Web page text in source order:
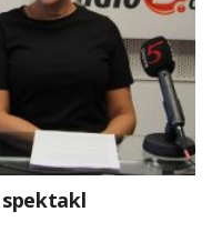
spektakl